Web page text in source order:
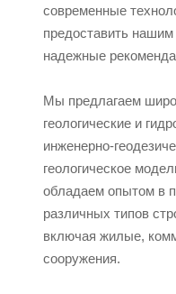
современные
предоставить
надежные
Мы предлагаем
геологические и
инженерно-
геологическое
обладаем опытом в
различных типов
включая жилые,
сооружения.